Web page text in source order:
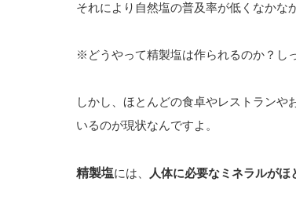
それにより自然塩の普及率が低くなかな
※どうやって精製塩は作られるのか？し
しかし、ほとんどの食卓やレストラン
いるのが現状なんですよ。
精製塩には、 人体に必要なミネラルがほ